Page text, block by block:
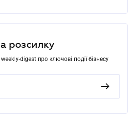
розсилку
digest про ключові події бізнесу